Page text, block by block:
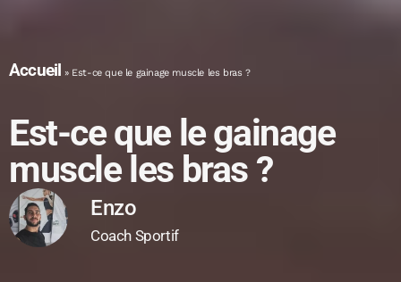
Accueil » Est-ce que le gainage muscle les bras ?
Est-ce que le gainage
muscle les bras ?
Enzo
Coach Sportif